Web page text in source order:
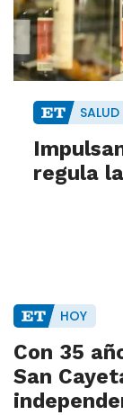
SALUD
regula
HOY
Con 35
San